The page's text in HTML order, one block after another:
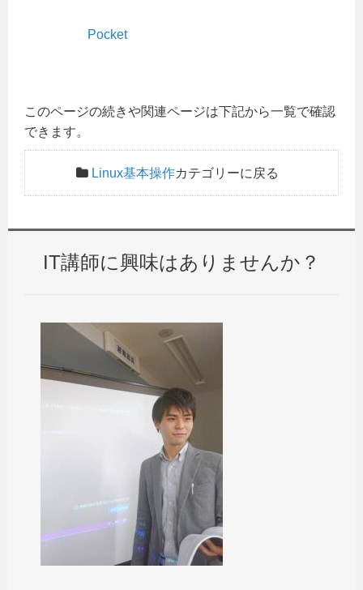
Pocket
このページの続きや関連ページは下記から一覧で確認
できます。
Linux基本操作カテゴリーに戻る
IT講師に興味はありませんか？